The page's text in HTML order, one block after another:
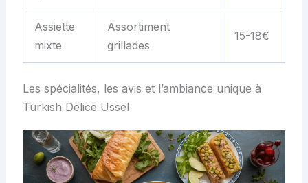
Assiette
mixte
Assortiment
grillades
15-18€
Les spécialités, les avis et l’ambiance unique à
Turkish Delice Ussel